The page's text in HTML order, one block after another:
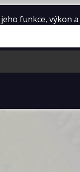
funkce, výkon